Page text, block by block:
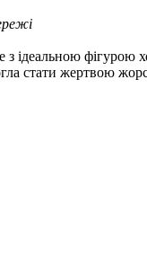
ідеальною
стати жертвою